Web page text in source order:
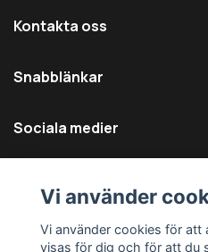
Kontakta oss
Snabblänkar
Sociala medier
Vi använder
Vi använder cookies för att
visas för dig och för att du